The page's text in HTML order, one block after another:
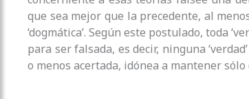
que sea mejor que la precedente, al
‘dogmática’. Según este postulado, toda
para ser falsada, es decir, ninguna
o menos acertada, idónea a mantener